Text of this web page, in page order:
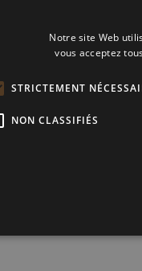
immobilier
IPI (Belgique)
immobilier
507.785
via AXA
: Institut
du Luxembourg 16 B,
Notre site Web
vous acceptez
STRICTEMENT
NON CLASSIFIÉS